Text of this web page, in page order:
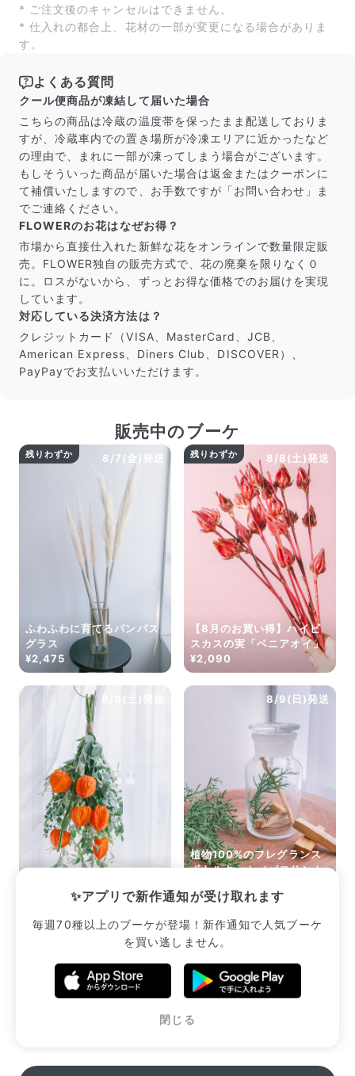
* ご注文後のキャンセルはできません。
* 仕入れの都合上、花材の一部が変更になる場合がありま
す。
よくある質問
クール便商品が凍結して届いた場合
こちらの商品は冷蔵の温度帯を保ったまま配送しておりま
すが、冷蔵車内での置き場所が冷凍エリアに近かったなど
の理由で、まれに一部が凍ってしまう場合がございます。
もしそういった商品が届いた場合は返金またはクーポンに
て補償いたしますので、お手数ですが「お問い合わせ」ま
でご連絡ください。
FLOWERのお花はなぜお得？
市場から直接仕入れた新鮮な花をオンラインで数量限定販
売。FLOWER独自の販売方式で、花の廃棄を限りなく０
に。ロスがないから、ずっとお得な価格でのお届けを実現
しています。
対応している決済方法は？
クレジットカード（VISA、MasterCard、JCB、
American Express、Diners Club、DISCOVER）、
PayPayでお支払いいただけます。
✨アプリで新作通知が受け取れます
毎週70種以上のブーケが登場！新作通知で人気ブーケ
を買い逃しません。
閉じる
販売中のブーケ
8/7(金)発送
残りわずか
ふわふわに育てるパンパス
グラス
¥2,475
8/8(土)発送
残りわずか
【8月のお買い得】ハイビ
スカスの実「ベニアオイ」
¥2,090
8/8(土)発送 8/9(日)発送
植物100%のフレグランス
ボトルキット（パロサント
¥2,640
販売中のブーケ一覧へ